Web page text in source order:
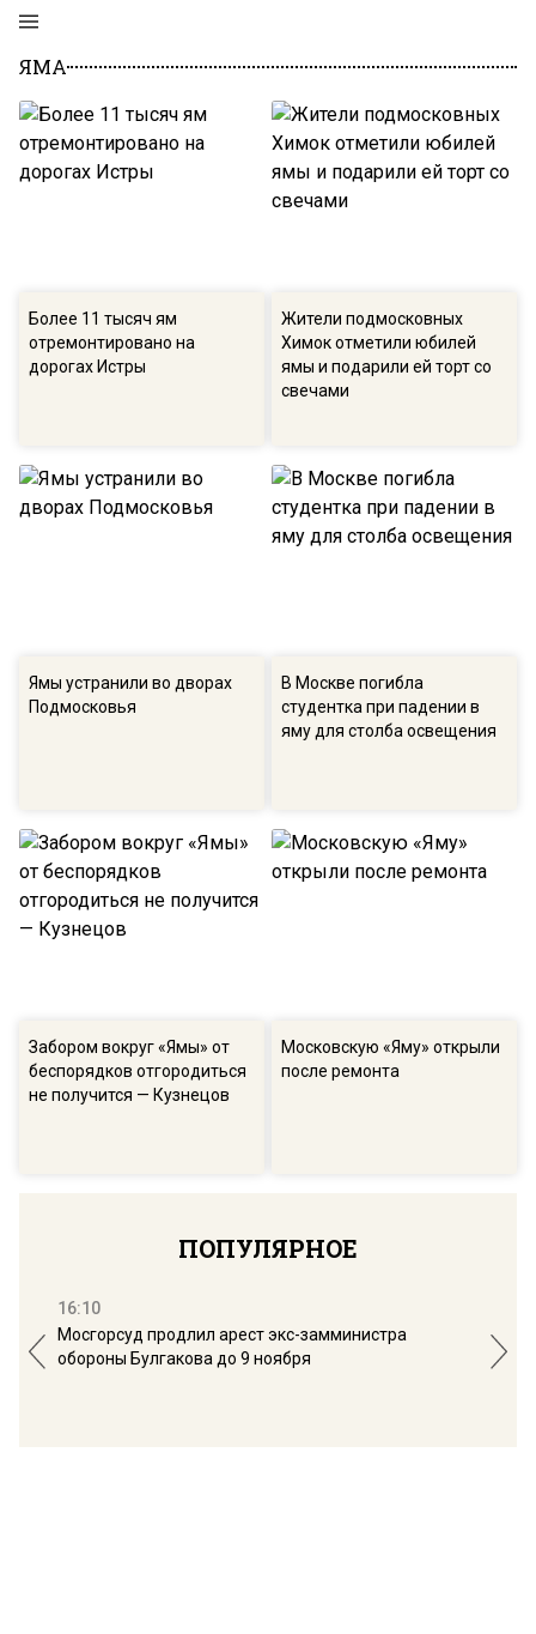
ЯМА
Более 11 тысяч ям
отремонтировано на
дорогах Истры
Жители подмосковных
Химок отметили юбилей
ямы и подарили ей торт со
свечами
Ямы устранили во дворах
Подмосковья
В Москве погибла
студентка при падении в
яму для столба освещения
Забором вокруг «Ямы» от
беспорядков отгородиться
не получится — Кузнецов
Московскую «Яму» открыли
после ремонта
ПОПУЛЯРНОЕ
16:10
Мосгорсуд продлил арест экс-замминистра
обороны Булгакова до 9 ноября